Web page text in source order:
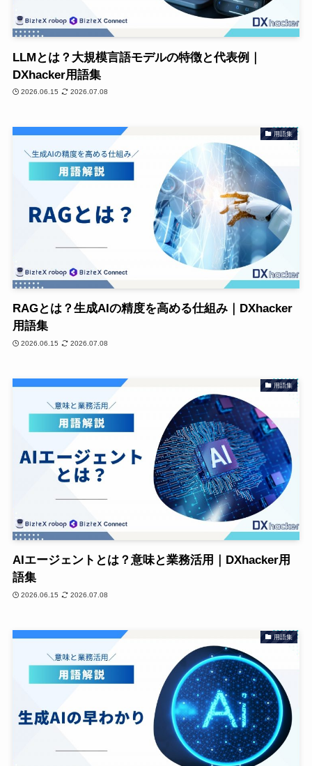
LLMとは？大規模言語モデルの特徴と代表例｜
DXhacker用語集
2026.06.15 2026.07.08
用語集
RAGとは？生成AIの精度を高める仕組み｜DXhacker
用語集
2026.06.15 2026.07.08
用語集
AIエージェントとは？意味と業務活用｜DXhacker用
語集
2026.06.15 2026.07.08
用語集